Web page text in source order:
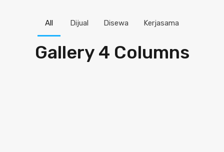
Gallery 4 Columns
All Dijual Disewa Kerjasama